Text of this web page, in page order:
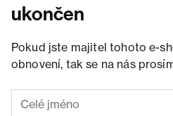
ukončen
Pokud jste majitel tohoto e-
obnovení, tak se na nás